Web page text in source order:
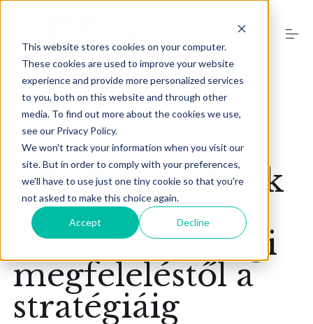
This website stores cookies on your computer.
These cookies are used to improve your website
experience and provide more personalized services
to you, both on this website and through other
media. To find out more about the cookies we use,
see our Privacy Policy.
We won't track your information when you visit our
site. But in order to comply with your preferences,
we'll have to use just one tiny cookie so that you're
not asked to make this choice again.
Accept Decline
S
Szolgáltatások
Képzések
ESG blog
Rólunk
Kapcsolat
ESG
szolgáltatások
vállalkozásoknak
— a
fenntarthatósági
megfeleléstől a
stratégiáig